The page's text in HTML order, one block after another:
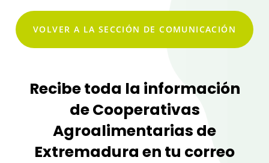
VOLVER A LA SECCIÓN DE COMUNICACIÓN
Recibe toda la información
de Cooperativas
Agroalimentarias de
Extremadura en tu correo